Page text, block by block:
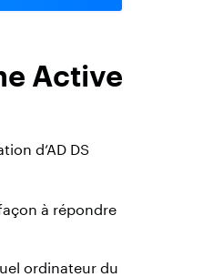
Active
d’AD DS
à répondre
ordinateur du